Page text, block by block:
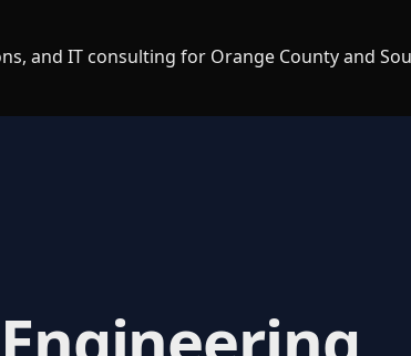
and IT consulting for Orange County and